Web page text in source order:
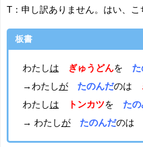
T：申し訳ありません。はい、こ
板書
わたしは ぎゅうどんを
→わたしが たのんだのは
わたしは トンカツを た
→ わたしが たのんだのは